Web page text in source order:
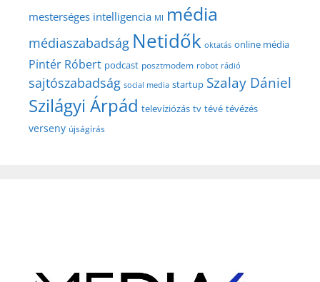
mesterséges intelligencia MI média
médiaszabadság Netidők oktatás online média
Pintér Róbert podcast posztmodem robot rádió
sajtószabadság social media startup Szalay Dániel
Szilágyi Árpád televíziózás tv tévé tévézés
verseny újságírás